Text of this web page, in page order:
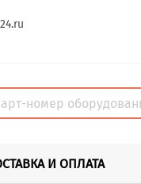
И ОПЛАТА